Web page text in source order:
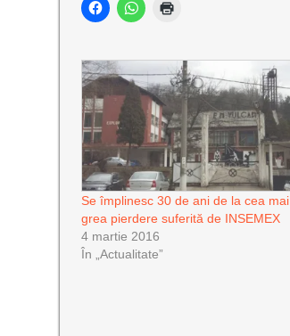
Se împlinesc 30 de ani de la cea mai
grea pierdere suferită de INSEMEX
4 martie 2016
În „Actualitate”